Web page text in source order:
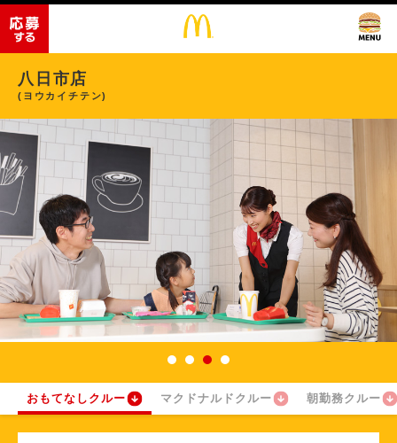
八日市店
(ヨウカイチテン)
おもてなしクルー マクドナルドクルー 朝勤務クルー